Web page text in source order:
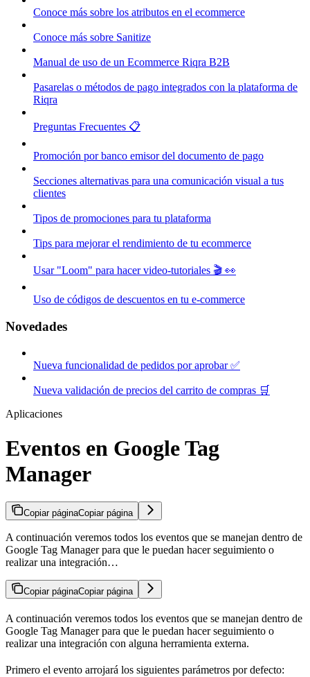
Conoce más sobre los atributos en el ecommerce
Conoce más sobre Sanitize
Manual de uso de un Ecommerce Riqra B2B
Pasarelas o métodos de pago integrados con la plataforma de
Riqra
Preguntas Frecuentes 📋
Promoción por banco emisor del documento de pago
Secciones alternativas para una comunicación visual a tus
clientes
Tipos de promociones para tu plataforma
Tips para mejorar el rendimiento de tu ecommerce
Usar "Loom" para hacer video-tutoriales 🎬 👀
Uso de códigos de descuentos en tu e-commerce
Novedades
Nueva funcionalidad de pedidos por aprobar ✅
Nueva validación de precios del carrito de compras 🛒
Aplicaciones
Eventos en Google Tag
Manager
Copiar páginaCopiar página
A continuación veremos todos los eventos que se manejan dentro de
Google Tag Manager para que le puedan hacer seguimiento o
realizar una integración…
Copiar páginaCopiar página
A continuación veremos todos los eventos que se manejan dentro de
Google Tag Manager para que le puedan hacer seguimiento o
realizar una integración con alguna herramienta externa.
Primero el evento arrojará los siguientes parámetros por defecto: